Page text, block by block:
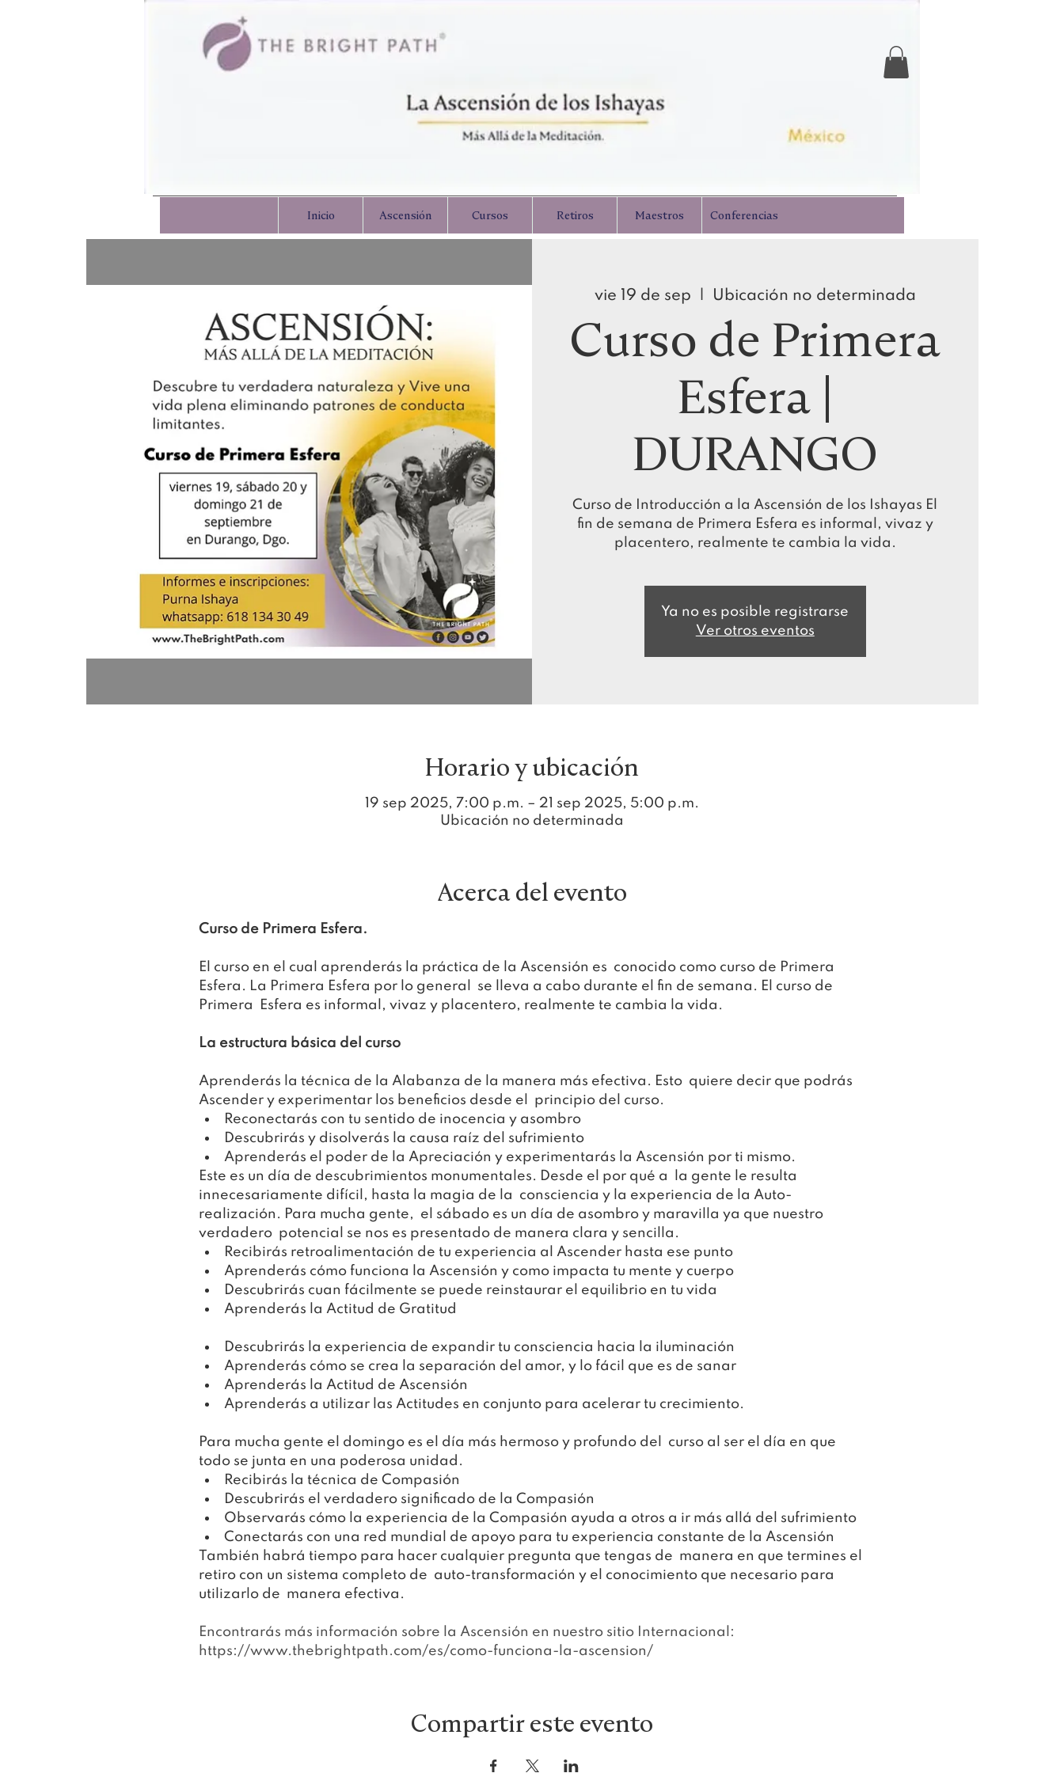
Inicio Ascensión Cursos Retiros Maestros Conferencias
vie 19 de sep
  |
Ubicación no determinada
Curso de Primera
Esfera |
DURANGO
Curso de Introducción a la Ascensión de los Ishayas El
fin de semana de Primera Esfera es informal, vivaz y
placentero, realmente te cambia la vida.
Ya no es posible registrarse
Ver otros eventos
Horario y ubicación
19 sep 2025, 7:00 p.m. – 21 sep 2025, 5:00 p.m.
Ubicación no determinada
Acerca del evento
Curso de Primera Esfera.
El curso en el cual aprenderás la práctica de la Ascensión es  conocido como curso de Primera
Esfera. La Primera Esfera por lo general  se lleva a cabo durante el fin de semana. El curso de
Primera  Esfera es informal, vivaz y placentero, realmente te cambia la vida.
La estructura básica del curso
Aprenderás la técnica de la Alabanza de la manera más efectiva. Esto  quiere decir que podrás
Ascender y experimentar los beneficios desde el  principio del curso.
Reconectarás con tu sentido de inocencia y asombro
Descubrirás y disolverás la causa raíz del sufrimiento
Aprenderás el poder de la Apreciación y experimentarás la Ascensión por ti mismo.
Este es un día de descubrimientos monumentales. Desde el por qué a  la gente le resulta
innecesariamente difícil, hasta la magia de la  consciencia y la experiencia de la Auto-
realización. Para mucha gente,  el sábado es un día de asombro y maravilla ya que nuestro
verdadero  potencial se nos es presentado de manera clara y sencilla.
Recibirás retroalimentación de tu experiencia al Ascender hasta ese punto
Aprenderás cómo funciona la Ascensión y como impacta tu mente y cuerpo
Descubrirás cuan fácilmente se puede reinstaurar el equilibrio en tu vida
Aprenderás la Actitud de Gratitud
Descubrirás la experiencia de expandir tu consciencia hacia la iluminación
Aprenderás cómo se crea la separación del amor, y lo fácil que es de sanar
Aprenderás la Actitud de Ascensión
Aprenderás a utilizar las Actitudes en conjunto para acelerar tu crecimiento.
Para mucha gente el domingo es el día más hermoso y profundo del  curso al ser el día en que
todo se junta en una poderosa unidad.
Recibirás la técnica de Compasión
Descubrirás el verdadero significado de la Compasión
Observarás cómo la experiencia de la Compasión ayuda a otros a ir más allá del sufrimiento
Conectarás con una red mundial de apoyo para tu experiencia constante de la Ascensión
También habrá tiempo para hacer cualquier pregunta que tengas de  manera en que termines el
retiro con un sistema completo de  auto-transformación y el conocimiento que necesario para
utilizarlo de  manera efectiva.
Encontrarás más información sobre la Ascensión en nuestro sitio Internacional:
https://www.thebrightpath.com/es/como-funciona-la-ascension/
Compartir este evento